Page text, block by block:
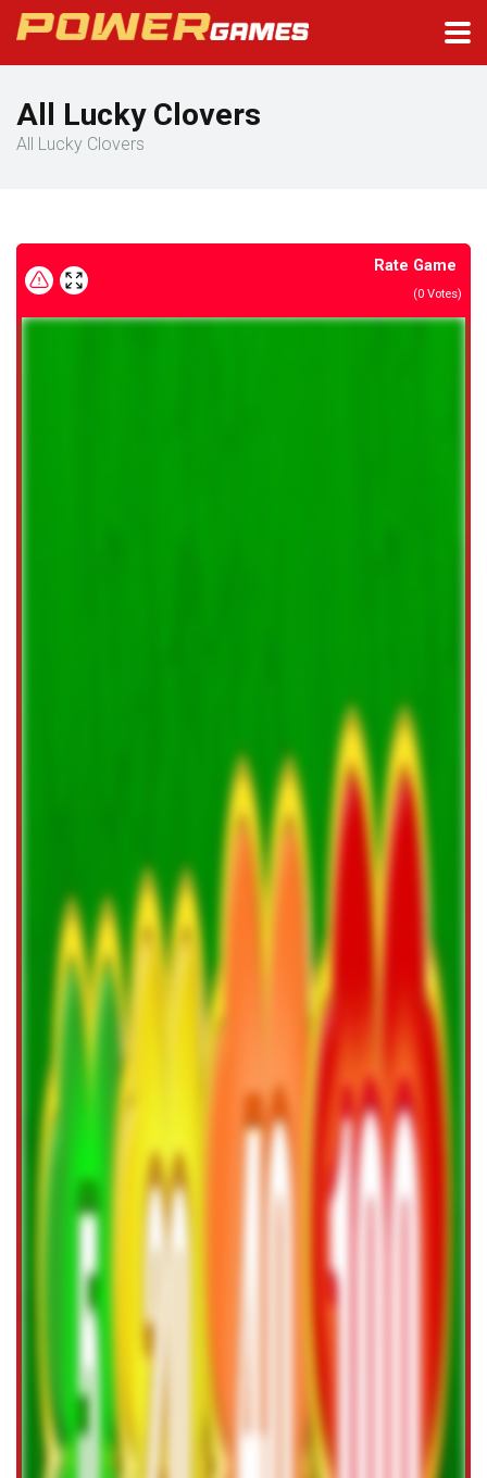
All Lucky Clovers
All Lucky Clovers
Rate Game
(0 Votes)